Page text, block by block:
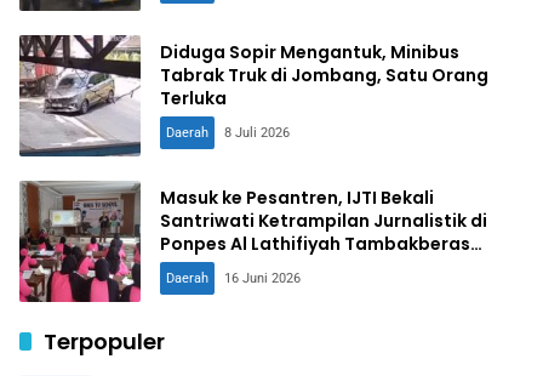
Diduga Sopir Mengantuk, Minibus
Tabrak Truk di Jombang, Satu Orang
Terluka
Daerah 8 Juli 2026
Masuk ke Pesantren, IJTI Bekali
Santriwati Ketrampilan Jurnalistik di
Ponpes Al Lathifiyah Tambakberas
Jombang
Daerah 16 Juni 2026
Terpopuler